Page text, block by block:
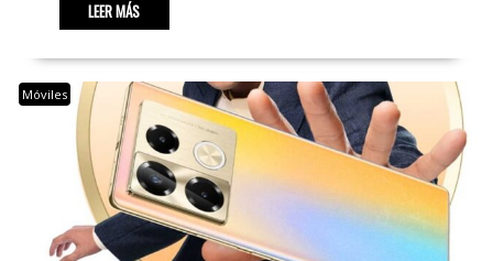
LEER MÁS
Móviles